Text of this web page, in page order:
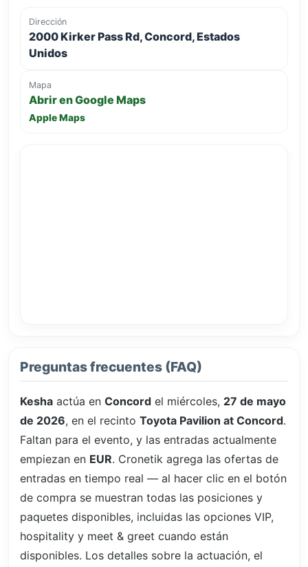
Dirección
2000 Kirker Pass Rd, Concord, Estados
Unidos
Mapa
Abrir en Google Maps
Apple Maps
Preguntas frecuentes (FAQ)
Kesha actúa en Concord el miércoles, 27 de mayo
de 2026, en el recinto Toyota Pavilion at Concord.
Faltan para el evento, y las entradas actualmente
empiezan en EUR. Cronetik agrega las ofertas de
entradas en tiempo real — al hacer clic en el botón
de compra se muestran todas las posiciones y
paquetes disponibles, incluidas las opciones VIP,
hospitality y meet & greet cuando están
disponibles. Los detalles sobre la actuación, el